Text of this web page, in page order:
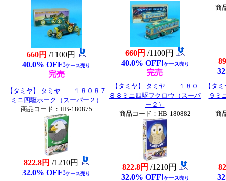
660円 /1100円
40.0% OFF!ケース売り
完売
660円 /1100円
40.0% OFF!ケース売り
完売
商
【タミヤ】 タミヤ １８０８７
ミニ四駆ホーク（スーパー２）
商品コード：HB-180875
822.8円 /1210円
32.0% OFF!ケース売り
【タミヤ】 タミヤ １８０
８８ミニ四駆フクロウ（スーパ
ー２）
商品コード：HB-180882
822.8円 /1210円
32.0% OFF!ケース売り
【タ
９ミ
商